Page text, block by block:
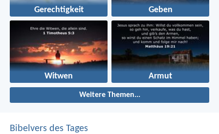
Gerechtigkeit Geben
Witwen Armut
Weitere Themen...
Bibelvers des Tages